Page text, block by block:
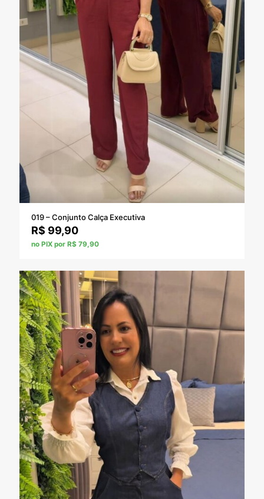
019 – Conjunto Calça Executiva
R$ 99,90
no PIX por R$ 79,90